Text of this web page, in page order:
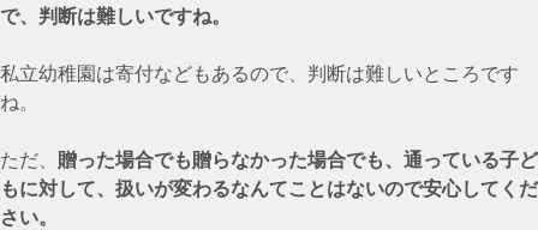
で、判断は難しいですね。
私立幼稚園は寄付などもあるので、判断は難しいところです
ね。
ただ、 贈った場合でも贈らなかった場合でも、通っている子ど
もに対して、扱いが変わるなんてことはないので安心してくだ
さい。